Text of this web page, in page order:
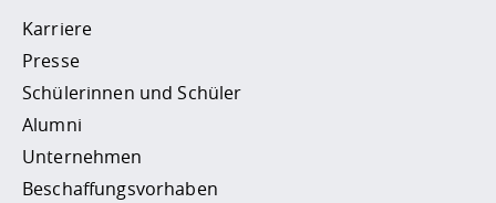
Karriere
Presse
Schülerinnen und Schüler
Alumni
Unternehmen
Beschaffungsvorhaben